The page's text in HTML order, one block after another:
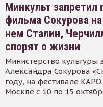
Минкульт запретил
фильма Сокурова
нем Сталин,
спорят о жизни
Министерство культуры
Александра Сокурова
году, на фестивале
Москве с 10 по 15